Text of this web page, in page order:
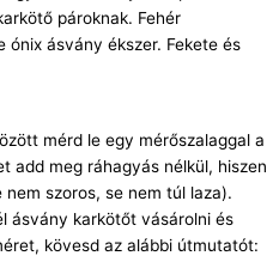
pároknak. Fehér
ásvány ékszer. Fekete és
mérd le egy mérőszalaggal a
add meg ráhagyás nélkül, hiszen
szoros, se nem túl laza).
ásvány karkötőt vásárolni és
kövesd az alábbi útmutatót: